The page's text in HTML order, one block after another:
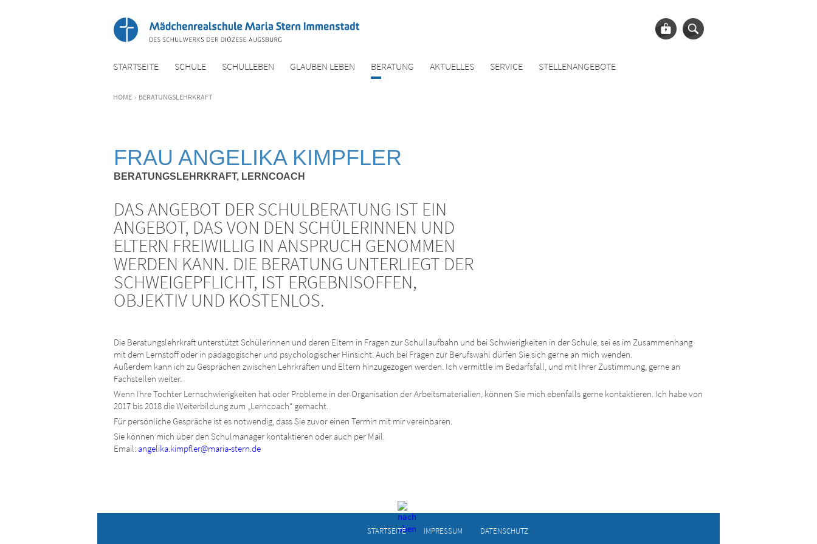
STARTSEITE SCHULE SCHULLEBEN GLAUBEN LEBEN BERATUNG AKTUELLES SERVICE STELLENANGEBOTE
HOME › BERATUNGSLEHRKRAFT
FRAU ANGELIKA KIMPFLER
BERATUNGSLEHRKRAFT, LERNCOACH
DAS ANGEBOT DER SCHULBERATUNG IST EIN
ANGEBOT, DAS VON DEN SCHÜLERINNEN UND
ELTERN FREIWILLIG IN ANSPRUCH GENOMMEN
WERDEN KANN. DIE BERATUNG UNTERLIEGT DER
SCHWEIGEPFLICHT, IST ERGEBNISOFFEN,
OBJEKTIV UND KOSTENLOS.
Die Beratungslehrkraft unterstützt Schülerinnen und deren Eltern in Fragen zur Schullaufbahn und bei Schwierigkeiten in der Schule, sei es im Zusammenhang
mit dem Lernstoff oder in pädagogischer und psychologischer Hinsicht. Auch bei Fragen zur Berufswahl dürfen Sie sich gerne an mich wenden.
Außerdem kann ich zu Gesprächen zwischen Lehrkräften und Eltern hinzugezogen werden. Ich vermittle im Bedarfsfall, und mit Ihrer Zustimmung, gerne an
Fachstellen weiter.
Wenn Ihre Tochter Lernschwierigkeiten hat oder Probleme in der Organisation der Arbeitsmaterialien, können Sie mich ebenfalls gerne kontaktieren. Ich habe von
2017 bis 2018 die Weiterbildung zum „Lerncoach“ gemacht.
Für persönliche Gespräche ist es notwendig, dass Sie zuvor einen Termin mit mir vereinbaren.
Sie können mich über den Schulmanager kontaktieren oder auch per Mail.
Email: angelika.kimpfler@maria-stern.de
STARTSEITE IMPRESSUM DATENSCHUTZ